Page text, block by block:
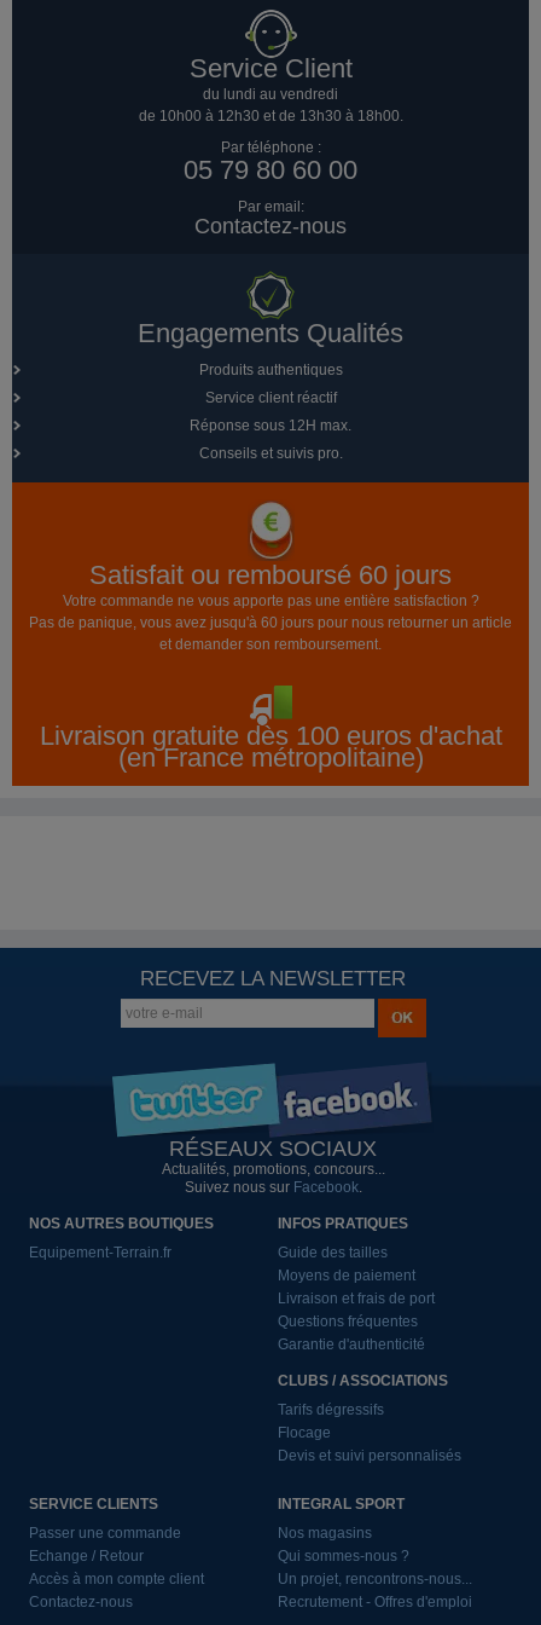
Service Client
du lundi au vendredi
de 10h00 à 12h30 et de 13h30 à 18h00.
Par téléphone :
05 79 80 60 00
Par email:
Contactez-nous
Engagements Qualités
Produits authentiques
Service client réactif
Réponse sous 12H max.
Conseils et suivis pro.
Satisfait ou remboursé 60 jours
Votre commande ne vous apporte pas une entière satisfaction ?
Pas de panique, vous avez jusqu'à 60 jours pour nous retourner un article
et demander son remboursement.
Livraison gratuite dès 100 euros d'achat
(en France métropolitaine)
RECEVEZ LA NEWSLETTER
RÉSEAUX SOCIAUX
Actualités, promotions, concours...
Suivez nous sur Facebook.
NOS AUTRES BOUTIQUES
Equipement-Terrain.fr
INFOS PRATIQUES
Guide des tailles
Moyens de paiement
Livraison et frais de port
Questions fréquentes
Garantie d'authenticité
CLUBS / ASSOCIATIONS
Tarifs dégressifs
Flocage
Devis et suivi personnalisés
SERVICE CLIENTS
Passer une commande
Echange / Retour
Accès à mon compte client
Contactez-nous
INTEGRAL SPORT
Nos magasins
Qui sommes-nous ?
Un projet, rencontrons-nous...
Recrutement - Offres d'emploi